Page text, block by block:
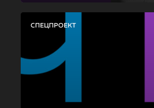
СПЕЦПРОЕКТ